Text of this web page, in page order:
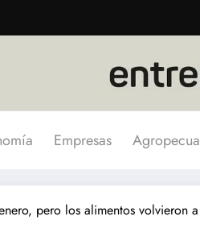
Empresas
pero los alimentos volvieron